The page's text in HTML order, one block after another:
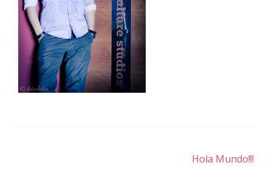
Hola Mundo!!!